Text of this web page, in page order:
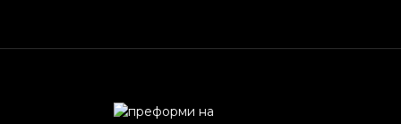
Купити преформу 2622 можна оптом з